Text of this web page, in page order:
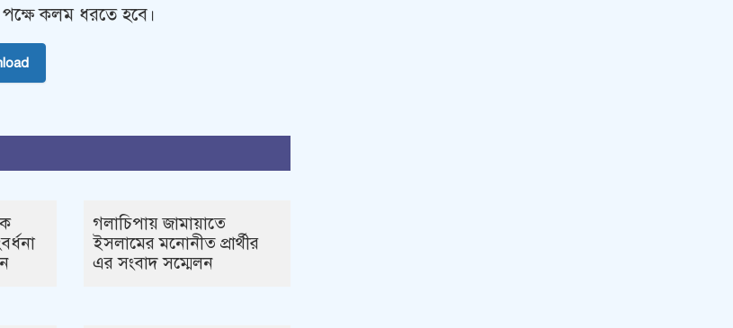
কলম ধরতে হবে।
গলাচিপায় জামায়াতে
ইসলামের মনোনীত প্রার্থীর
এর সংবাদ সম্মেলন